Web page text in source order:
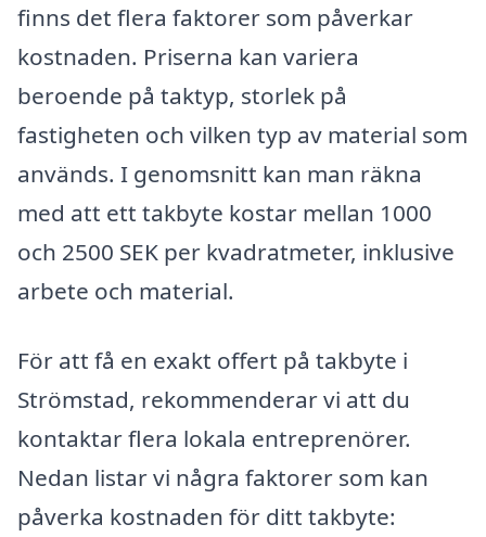
finns det flera faktorer som påverkar
kostnaden. Priserna kan variera
beroende på taktyp, storlek på
fastigheten och vilken typ av material som
används. I genomsnitt kan man räkna
med att ett takbyte kostar mellan 1000
och 2500 SEK per kvadratmeter, inklusive
arbete och material.
För att få en exakt offert på takbyte i
Strömstad, rekommenderar vi att du
kontaktar flera lokala entreprenörer.
Nedan listar vi några faktorer som kan
påverka kostnaden för ditt takbyte: